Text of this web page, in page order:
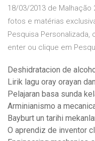
18/03/2013 de
fotos e matérias
Pesquisa
enter ou clique em
Deshidratacion de
Lirik lagu oray orayan
Pelajaran basa sunda
Arminianismo a
Bayburt un tarihi
O aprendiz de inventor